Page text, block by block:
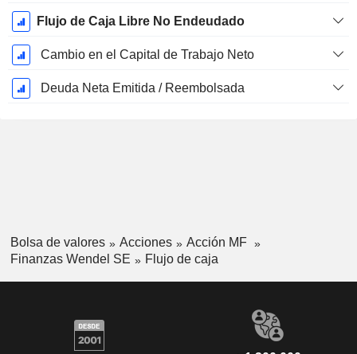
Flujo de Caja Libre No Endeudado
Cambio en el Capital de Trabajo Neto
Deuda Neta Emitida / Reembolsada
Bolsa de valores Acciones
Acción MF
Finanzas Wendel SE
Flujo de caja